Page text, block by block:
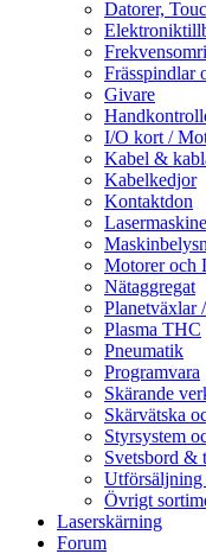
Datorer,
Frässpindlar
Givare
I/O kort /
Kabel &
Kabelkedjor
Kontaktdon
Motorer och
Nätaggregat
Planetväxlar
Plasma THC
Pneumatik
Programvara
Skärande
Skärvätska
Styrsystem
Svetsbord &
Övrigt
Laserskärning
Forum